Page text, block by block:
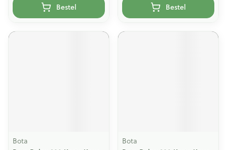
Bestel Bestel
Bota Bota